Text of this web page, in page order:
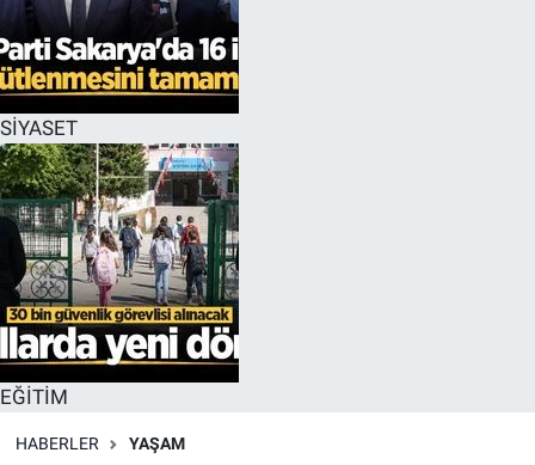
SİYASET
EĞİTİM
HABERLER YAŞAM
EĞİTİM
ÖZEL HABER
HALK54 PANORAMA